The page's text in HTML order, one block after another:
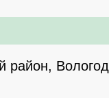
район,